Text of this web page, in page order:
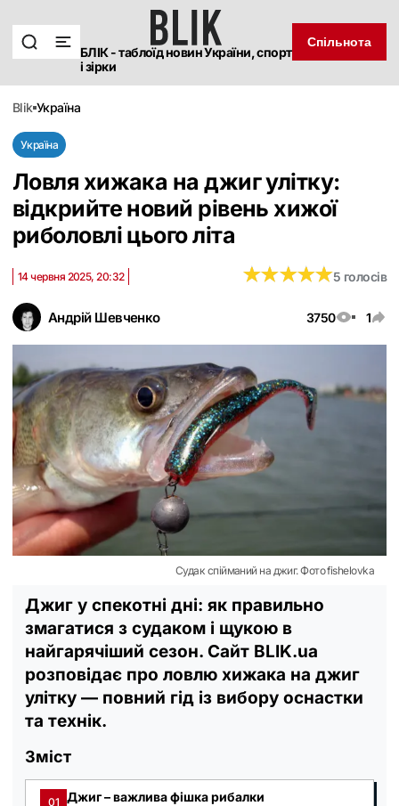
БЛІК - таблоїд новин України, спорт
і зірки
Спільнота
blik україна
Україна
Ловля хижака на джиг улітку:
відкрийте новий рівень хижої
риболовлі цього літа
Андрій Шевченко 3750 1
14 червня 2025, 20:32 ★★★★★
★★★★★5 голосів
Судак спійманий на джиг. Фото fishelovka
Джиг у спекотні дні: як правильно
змагатися з судаком і щукою в
найгарячіший сезон. Сайт BLIK.ua
розповідає про ловлю хижака на джиг
улітку — повний гід із вибору оснастки
та технік.
Зміст
01 Джиг – важлива фішка рибалки